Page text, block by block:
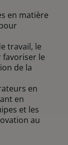
en matière
travail, le
le
de la
en
en
et les
au